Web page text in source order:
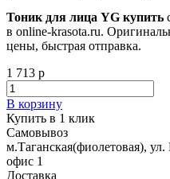
Тоник для лица YG купить
в online-krasota.ru.
цены, быстрая отправка.
1 713 р
В корзину
Купить в 1 клик
Самовывоз
м.Таганская(фиолетовая),
офис 1
Доставка